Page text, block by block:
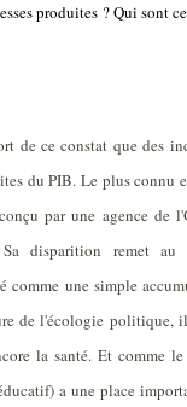
produites ? Qui sont
de ce constat que des
du PIB. Le plus connu
par une agence de
disparition remet
comme une simple
de l'écologie politique,
la santé. Et comme
a une place